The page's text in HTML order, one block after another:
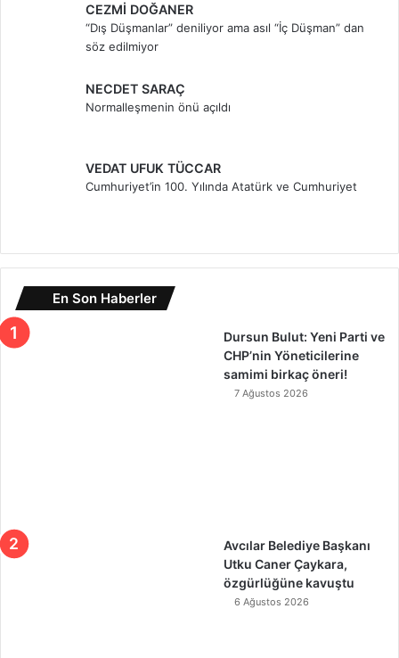
CEZMİ DOĞANER
“Dış Düşmanlar” deniliyor ama asıl “İç Düşman” dan
söz edilmiyor
NECDET SARAÇ
Normalleşmenin önü açıldı
VEDAT UFUK TÜCCAR
Cumhuriyet’in 100. Yılında Atatürk ve Cumhuriyet
En Son Haberler
Dursun Bulut: Yeni Parti ve
CHP’nin Yöneticilerine
samimi birkaç öneri!
7 Ağustos 2026
Avcılar Belediye Başkanı
Utku Caner Çaykara,
özgürlüğüne kavuştu
6 Ağustos 2026